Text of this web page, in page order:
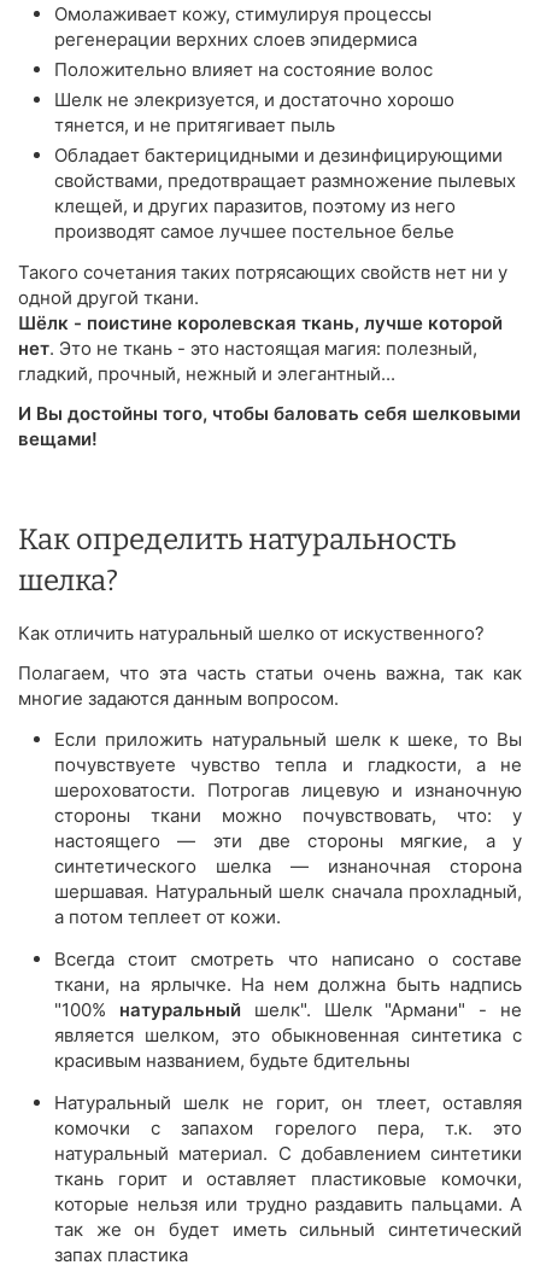
Омолаживает кожу, стимулируя процессы
регенерации верхних слоев эпидермиса
Положительно влияет на состояние волос
Шелк не элекризуется, и достаточно хорошо
тянется, и не притягивает пыль
Обладает бактерицидными и дезинфицирующими
свойствами, предотвращает размножение пылевых
клещей, и других паразитов, поэтому из него
производят самое лучшее постельное белье
Такого сочетания таких потрясающих свойств нет ни у
одной другой ткани.
Шёлк - поистине королевская ткань, лучше которой
нет. Это не ткань - это настоящая магия: полезный,
гладкий, прочный, нежный и элегантный...
И Вы достойны того, чтобы баловать себя шелковыми
вещами!
Как определить натуральность
шелка?
Как отличить натуральный шелко от искуственного?
Полагаем, что эта часть статьи очень важна, так как
многие задаются данным вопросом.
Если приложить натуральный шелк к шеке, то Вы
почувствуете чувство тепла и гладкости, а не
шероховатости. Потрогав лицевую и изнаночную
стороны ткани можно почувствовать, что: у
настоящего — эти две стороны мягкие, а у
синтетического шелка — изнаночная сторона
шершавая. Натуральный шелк сначала прохладный,
а потом теплеет от кожи.
Всегда стоит смотреть что написано о составе
ткани, на ярлычке. На нем должна быть надпись
"100% натуральный шелк". Шелк "Армани" - не
является шелком, это обыкновенная синтетика с
красивым названием, будьте бдительны
Натуральный шелк не горит, он тлеет, оставляя
комочки с запахом горелого пера, т.к. это
натуральный материал. С добавлением синтетики
ткань горит и оставляет пластиковые комочки,
которые нельзя или трудно раздавить пальцами. А
так же он будет иметь сильный синтетический
запах пластика